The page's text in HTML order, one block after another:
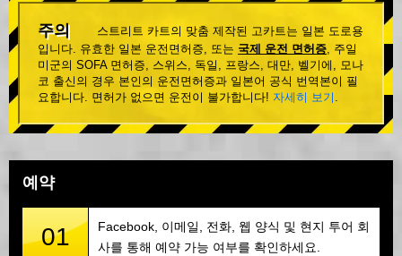
주의
스트리트 카트의 맞춤 제작된 고카트는 일본 도로용
입니다. 유효한 일본 운전면허증, 또는 국제 운전 면허증, 주일
미군의 SOFA 면허증, 스위스, 독일, 프랑스, 대만, 벨기에, 모나
코 출신의 경우 본인의 운전면허증과 일본어 공식 번역본이 필
요합니다. 면허가 없으면 운전이 불가합니다! 자세히 보기 .
예약
01
Facebook, 이메일, 전화, 웹 양식 및 현지 투어 회
사를 통해 예약 가능 여부를 확인하세요.